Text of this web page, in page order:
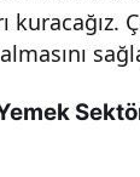
kuracağız.